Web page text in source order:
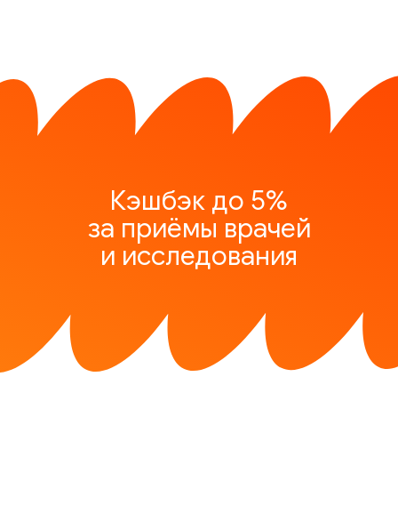
Кэшбэк до 5%
за приёмы врачей
и исследования